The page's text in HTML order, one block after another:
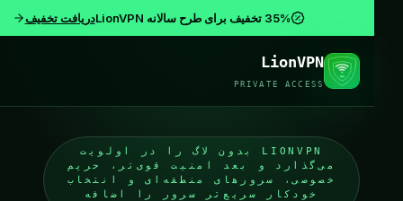
35% تخفیف برای طرح سالانه LionVPN دریافت تخفیف
LionVPN
PRIVATE ACCESS
LIONVPN بدون لاگ را در اولویت
می‌گذارد و بعد امنیت قوی‌تر، حریم
خصوصی، سرورهای منطقه‌ای و انتخاب
خودکار سریع‌تر سرور را اضافه